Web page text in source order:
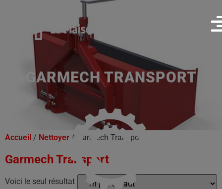
GARMECH TRANSPORT
Accueil / Nettoyer / Garmech Transport
Garmech Transport
Voici le seul résultat